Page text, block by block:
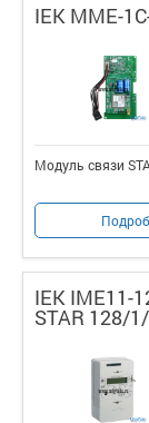
IEK MME-
Модуль связи
IEK IME11-
STAR 128/